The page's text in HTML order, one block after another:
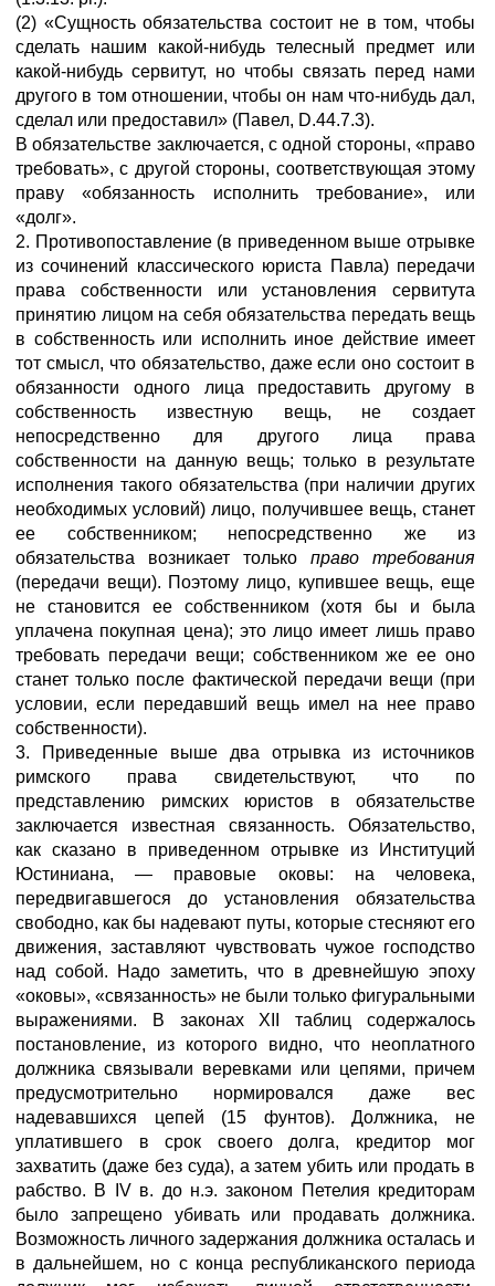
(2) «Сущность обязательства состоит не в том, чтобы
сделать нашим какой-нибудь телесный предмет или
какой-нибудь сервитут, но чтобы связать перед нами
другого в том отношении, чтобы он нам что-нибудь дал,
сделал или предоставил» (Павел, D.44.7.3).
В обязательстве заключается, с одной стороны, «право
требовать», с другой стороны, соответствующая этому
праву «обязанность исполнить требование», или
«долг».
2. Противопоставление (в приведенном выше отрывке
из сочинений классического юриста Павла) передачи
права собственности или установления сервитута
принятию лицом на себя обязательства передать вещь
в собственность или исполнить иное действие имеет
тот смысл, что обязательство, даже если оно состоит в
обязанности одного лица предоставить другому в
собственность известную вещь, не создает
непосредственно для другого лица права
собственности на данную вещь; только в результате
исполнения такого обязательства (при наличии других
необходимых условий) лицо, получившее вещь, станет
ее собственником; непосредственно же из
обязательства возникает только право требования
(передачи вещи). Поэтому лицо, купившее вещь, еще
не становится ее собственником (хотя бы и была
уплачена покупная цена); это лицо имеет лишь право
требовать передачи вещи; собственником же ее оно
станет только после фактической передачи вещи (при
условии, если передавший вещь имел на нее право
собственности).
3. Приведенные выше два отрывка из источников
римского права свидетельствуют, что по
представлению римских юристов в обязательстве
заключается известная связанность. Обязательство,
как сказано в приведенном отрывке из Институций
Юстиниана, — правовые оковы: на человека,
передвигавшегося до установления обязательства
свободно, как бы надевают путы, которые стесняют его
движения, заставляют чувствовать чужое господство
над собой. Надо заметить, что в древнейшую эпоху
«оковы», «связанность» не были только фигуральными
выражениями. В законах XII таблиц содержалось
постановление, из которого видно, что неоплатного
должника связывали веревками или цепями, причем
предусмотрительно нормировался даже вес
надевавшихся цепей (15 фунтов). Должника, не
уплатившего в срок своего долга, кредитор мог
захватить (даже без суда), а затем убить или продать в
рабство. В IV в. до н.э. законом Петелия кредиторам
было запрещено убивать или продавать должника.
Возможность личного задержания должника осталась и
в дальнейшем, но с конца республиканского периода